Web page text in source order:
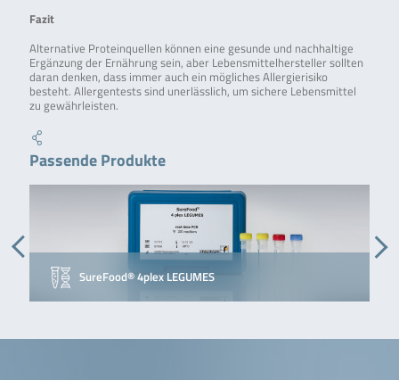
Fazit
Alternative Proteinquellen können eine gesunde und nachhaltige
Ergänzung der Ernährung sein, aber Lebensmittelhersteller sollten
daran denken, dass immer auch ein mögliches Allergierisiko
besteht. Allergentests sind unerlässlich, um sichere Lebensmittel
zu gewährleisten.
Passende Produkte
SureFood® 4plex LEGUMES